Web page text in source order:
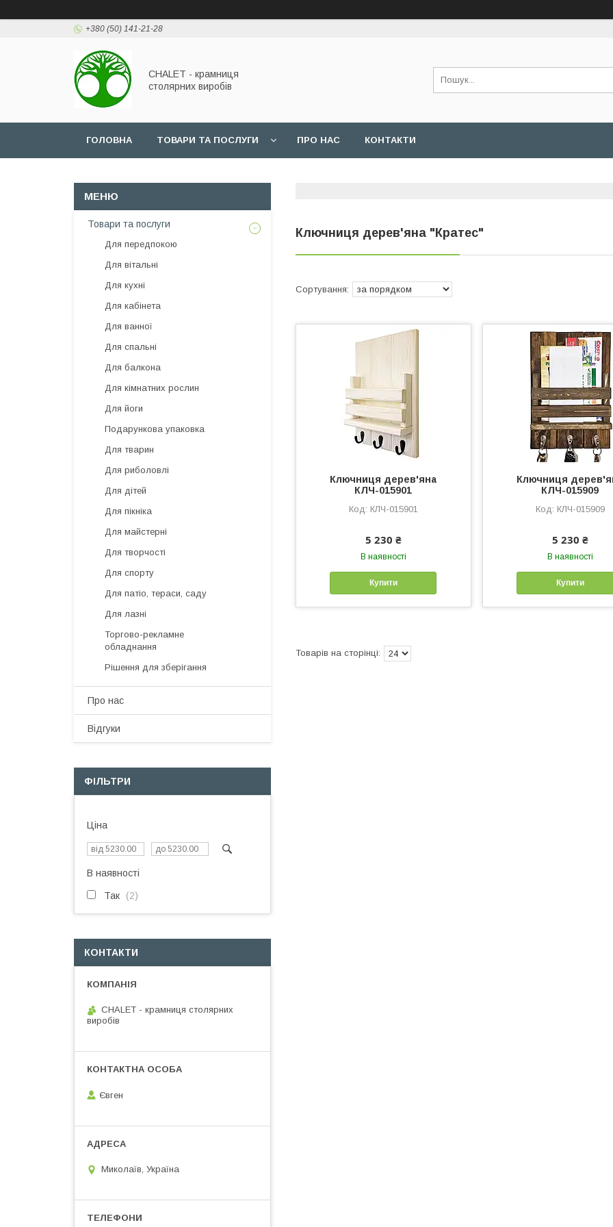
+380 (50) 141-21-28
CHALET - крамниця
столярних виробів
ГОЛОВНА ТОВАРИ ТА ПОСЛУГИ ПРО НАС КОНТАКТИ
Ключниця дерев'яна "Кратес"
Ключниця дерев'яна
КЛЧ-015901
КЛЧ-015901
5 230 ₴
В наявності
Купити
Ключниця
КЛЧ-015909
КЛЧ-015909
5 230 ₴
В наявності
Купити
Товари та послуги
Для передпокою
Для вітальні
Для кухні
Для кабінета
Для ванної
Для спальні
Для балкона
Для кімнатних рослин
Для йоги
Подарункова упаковка
Для тварин
Для риболовлі
Для дітей
Для пікніка
Для майстерні
Для творчості
Для спорту
Для патіо, тераси, саду
Для лазні
Торгово-рекламне
обладнання
Рішення для зберігання
Про нас
Відгуки
ФІЛЬТРИ
Ціна
В наявності
Так 2
КОНТАКТИ
CHALET - крамниця столярних
виробів
Євген
Миколаїв, Україна